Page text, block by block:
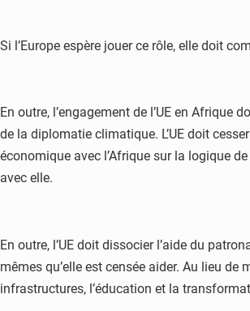
Si l’Europe espère jouer ce rôle, elle doit
En outre, l’engagement de l’UE en
de la diplomatie climatique. L’UE doit
économique avec l’Afrique sur la logique
avec elle.
En outre, l’UE doit dissocier l’aide du
mêmes qu’elle est censée aider. Au lieu
infrastructures, l’éducation et la